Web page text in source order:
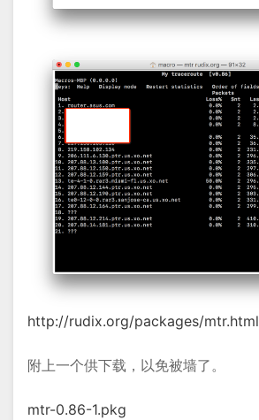
http://rudix.org/packages/mtr.html
附上一个供下载，以免被墙了。
mtr-0.86-1.pkg